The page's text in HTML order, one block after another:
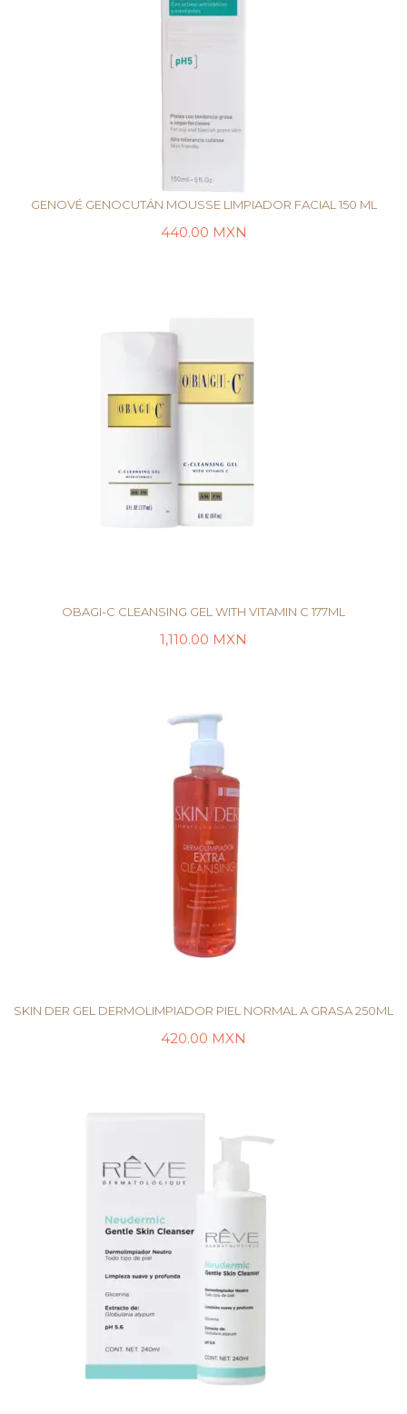
GENOVÉ GENOCUTÁN MOUSSE LIMPIADOR FACIAL 150 ML
440.00 MXN
OBAGI-C CLEANSING GEL WITH VITAMIN C 177ML
1,110.00 MXN
SKIN DER GEL DERMOLIMPIADOR PIEL NORMAL A GRASA 250ML
420.00 MXN